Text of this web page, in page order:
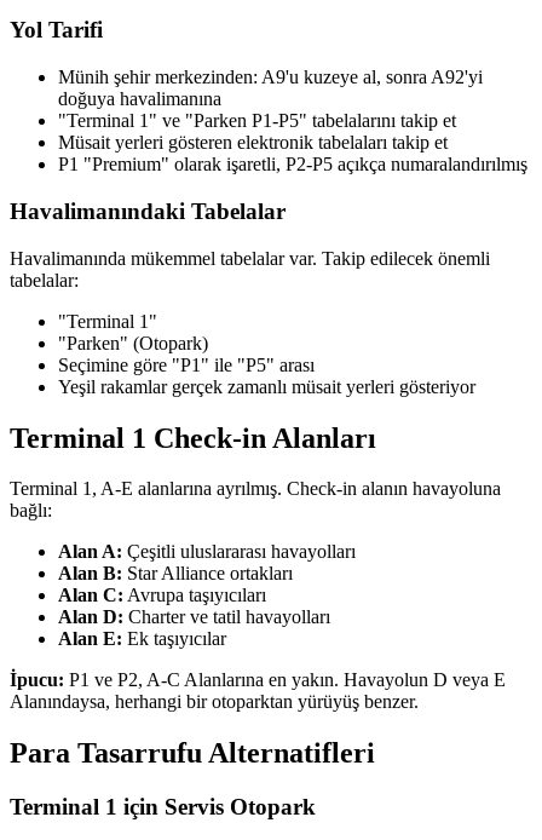
Yol Tarifi
Münih şehir merkezinden: A9'u kuzeye al, sonra A92'yi
doğuya havalimanına
"Terminal 1" ve "Parken P1-P5" tabelalarını takip et
Müsait yerleri gösteren elektronik tabelaları takip et
P1 "Premium" olarak işaretli, P2-P5 açıkça numaralandırılmış
Havalimanındaki Tabelalar
Havalimanında mükemmel tabelalar var. Takip edilecek önemli
tabelalar:
"Terminal 1"
"Parken" (Otopark)
Seçimine göre "P1" ile "P5" arası
Yeşil rakamlar gerçek zamanlı müsait yerleri gösteriyor
Terminal 1 Check-in Alanları
Terminal 1, A-E alanlarına ayrılmış. Check-in alanın havayoluna
bağlı:
Alan A: Çeşitli uluslararası havayolları
Alan B: Star Alliance ortakları
Alan C: Avrupa taşıyıcıları
Alan D: Charter ve tatil havayolları
Alan E: Ek taşıyıcılar
İpucu: P1 ve P2, A-C Alanlarına en yakın. Havayolun D veya E
Alanındaysa, herhangi bir otoparktan yürüyüş benzer.
Para Tasarrufu Alternatifleri
Terminal 1 için Servis Otopark